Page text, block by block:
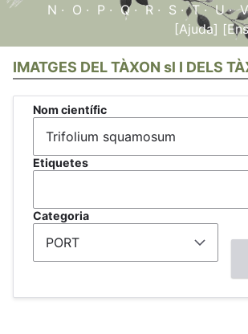
N · O · P · Q·R · S ·T ·U·V
[Ajuda]
IMATGES DEL TÀXON sl I DELS
Nom científic
Etiquetes
Categoria